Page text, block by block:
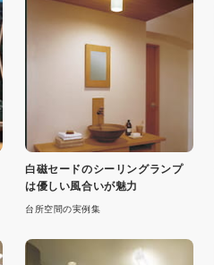
白磁セードのシーリングランプ
は優しい風合いが魅力
台所空間の実例集